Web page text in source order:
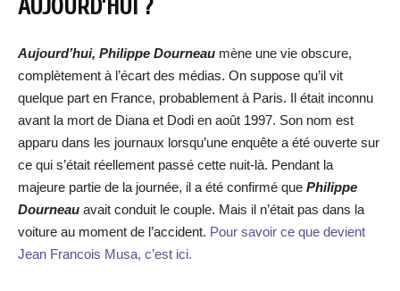
AUJOURD’HUI ?
Aujourd’hui, Philippe Dourneau mène une vie obscure,
complètement à l’écart des médias. On suppose qu’il vit
quelque part en France, probablement à Paris. Il était inconnu
avant la mort de Diana et Dodi en août 1997. Son nom est
apparu dans les journaux lorsqu’une enquête a été ouverte sur
ce qui s’était réellement passé cette nuit-là. Pendant la
majeure partie de la journée, il a été confirmé que Philippe
Dourneau avait conduit le couple. Mais il n’était pas dans la
voiture au moment de l’accident. Pour savoir ce que devient
Jean Francois Musa, c’est ici.